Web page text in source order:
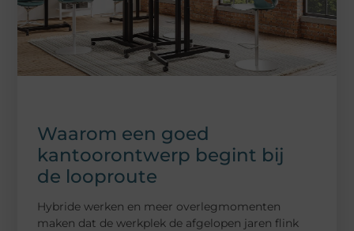
Waarom een goed
kantoorontwerp begint bij
de looproute
Hybride werken en meer overlegmomenten
maken dat de werkplek de afgelopen jaren flink